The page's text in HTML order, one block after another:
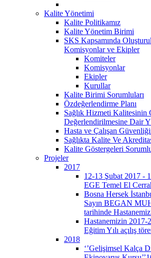
Kalite Yönetimi
Kalite Politikamız
Kalite Yönetim Birimi
SKS Kapsamında
Komisyonlar ve Ekipler
Komiteler
Komisyonlar
Ekipler
Kurullar
Kalite Birimi Sorumluları
Özdeğerlendirme Planı
Sağlık Hizmeti Kalitesinin
Değerlendirilmesine Dair
Hasta ve Çalışan
Sağlıkta Kalite Ve
Kalite Göstergeleri
Projeler
2017
12-13 Şubat 2017 -
EGE Temel El
Bosna Hersek
Sayın BEGAN
tarihinde
Hastanemizin 2017-
Eğitim Yılı açılış
2018
‘’Gelişimsel Kalça